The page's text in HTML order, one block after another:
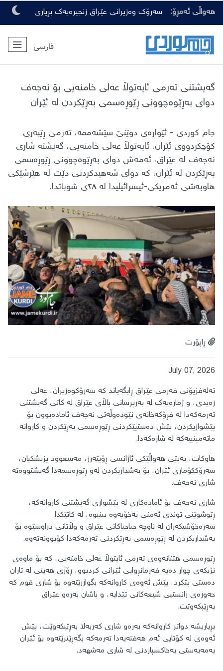
هەواڵی ئەمڕۆ: سەرۆک وەزیرانی عێراق زنجیرەیەک بڕیاری
گرنگی لەبارەی ڕەوشی ئەمنی دەرکرد
فارسی
​گەیشتنی تەرمی ئایەتوڵا عەلی خامنەیی بۆ نەجەف
دوای بەڕێوەچوونی ڕێوڕەسمی بەڕێکردن لە ئێران
​جام کوردی - ئێوارەی دوێنێ سێشەممە، تەرمی ڕێبەری
کۆچکردووی ئێران، ئایەتوڵا عەلی خامنەیی، گەیشتە شاری
نەجەف لە عێراق، ئەمەش دوای بەڕێوەچوونی ڕێوڕەسمی
بەڕێکردن لە ئێران، کە دوای شەهیدکردنی دێت لە هێرشێکی
هاوبەشی ئەمریکی-ئیسرائیلیدا لە ٢٨ی شوباتدا.
ڕاپۆرت
July 07, 2026
​تەلەفزیۆنی فەرمی عێراق ڕایگەیاند کە سەرۆکوەزیران، عەلی
زەیدی، و ژمارەیەک لە بەرپرسانی باڵای عێراق لە کاتی گەیشتنی
تەرمەکەدا لە فڕۆکەخانەی نێودەوڵەتی نەجەف ئامادەبوون بۆ
پێشوازیکردن، پێش دەستپێکردنی ڕێوڕەسمی بەڕێکردن و کاروانە
ماتەمینییەکە لە شارەکەدا.
​هاوکات، بەپێی هەواڵێکی ئاژانسی ڕۆیتەرز، مەسعوود پزیشکیان،
سەرۆککۆماری ئێران، بۆ بەشداریکردن لەو ڕێوڕەسمەدا گەیشتووەتە
شاری نەجەف.
​شاری نەجەف بۆ ئامادەکاری لە پێشوازی گەیشتنی کاروانەکە،
ڕێوشوێنی توندی ئەمنی بەخۆیەوە بینیوە، لە کاتێکدا
سەرەخۆشیکەران لە ناوچە جیاجیاکانی عێراق و وڵاتانی دراوسێوە بۆ
بەشداریکردن لە ڕێوڕەسمی بەڕێکردنی تەرمەکەدا کۆبوونەتەوە.
​ڕێوڕەسمی هێنانەوەی تەرمی ئایتوڵا عەلی خامنەیی، کە بۆ ماوەی
نزیکەی چوار دەیە فەرمانڕوایی ئێرانی کردبوو، ڕۆژی هەینی لە تاران
دەستی پێکرد، پێش ئەوەی کاروانەکە بگوازرێتەوە بۆ شاری قوم کە
حەوزەی زانستیی شیعەکانی تێدایە، و پاشان بەرەو عێراق
بەڕێبکەوێت.
​بڕیاریشە دواتر کاروانەکە بەرەو شاری کەربەلا بەڕێبکەوێت، پێش
ئەوەی لە کۆتایی ئەم هەفتەیەدا تەرمەکە بگەڕێنرێتەوە بۆ ئێران
بەمەبەستی بەخاکسپاردنی لە شاری مەشهەد.